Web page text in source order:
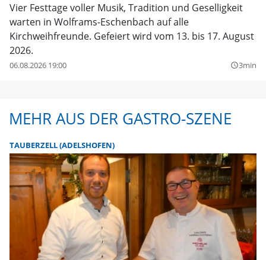
Vier Festtage voller Musik, Tradition und Geselligkeit
warten in Wolframs-Eschenbach auf alle
Kirchweihfreunde. Gefeiert wird vom 13. bis 17. August
2026.
06.08.2026 19:00 query_builder3min
MEHR AUS DER GASTRO-SZENE
TAUBERZELL (ADELSHOFEN)